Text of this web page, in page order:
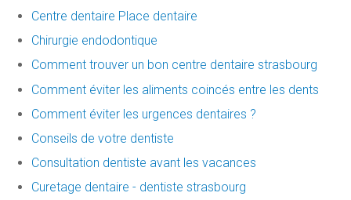
Centre dentaire Place dentaire
Chirurgie endodontique
Comment trouver un bon centre dentaire strasbourg
Comment éviter les aliments coincés entre les dents
Comment éviter les urgences dentaires ?
Conseils de votre dentiste
Consultation dentiste avant les vacances
Curetage dentaire - dentiste strasbourg